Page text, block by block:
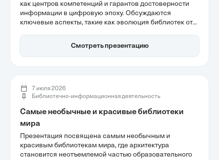
как центров компетенций и гарантов достоверности
информации в цифровую эпоху. Обсуждаются
ключевые аспекты, такие как эволюция библиотек от
информационной грамотности для пользователей.
Библиотеки становятся не только хранилищами
Смотреть презентацию
7 июля 2026
Библиотечно-информационная деятельность
Самые необычные и красивые библиотеки
мира
Презентация посвящена самым необычным и
красивым библиотекам мира, где архитектура
становится неотъемлемой частью образовательного